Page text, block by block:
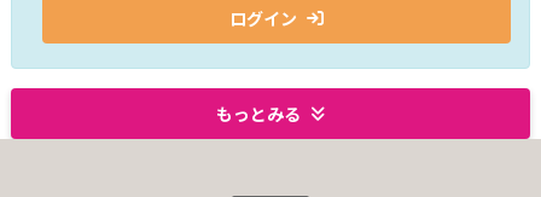
ログイン
もっとみる